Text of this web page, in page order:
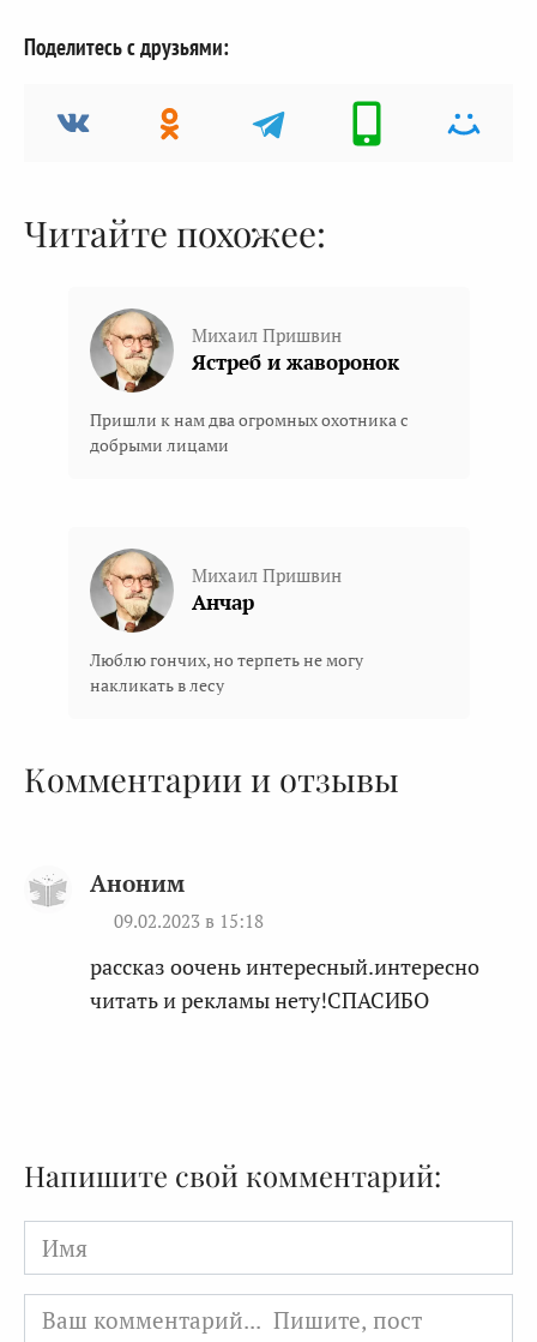
Поделитесь с друзьями:
Читайте похожее:
Михаил Пришвин
Ястреб и жаворонок
Пришли к нам два огромных охотника с
добрыми лицами
Михаил Пришвин
Анчар
Люблю гончих, но терпеть не могу
накликать в лесу
Комментарии и отзывы
Аноним
09.02.2023 в 15:18
рассказ оочень интересный.интересно
читать и рекламы нету!СПАСИБО
Напишите свой комментарий:
Имя